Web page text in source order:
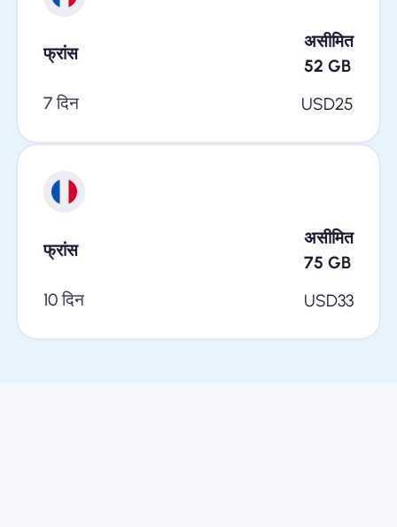
फ्रांस
असीमित
52 GB
7 दिन
USD25
फ्रांस
असीमित
75 GB
10 दिन
USD33